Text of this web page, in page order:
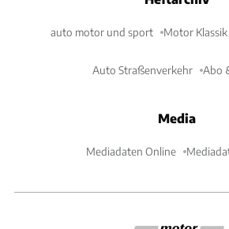
auto motor und sport Motor Klassik
Auto Straßenverkehr Abo
Media
Mediadaten Online